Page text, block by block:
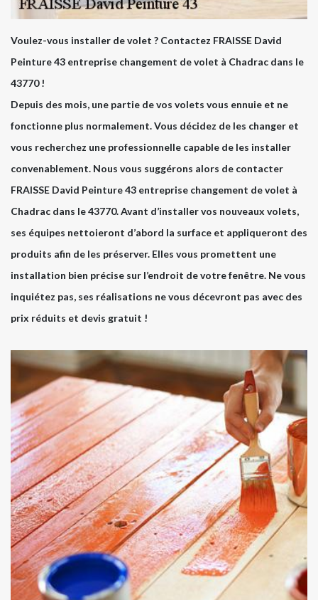
Voulez-vous installer de volet ? Contactez FRAISSE David
Peinture 43 entreprise changement de volet à Chadrac dans le
43770 !
Depuis des mois, une partie de vos volets vous ennuie et ne
fonctionne plus normalement. Vous décidez de les changer et
vous recherchez une professionnelle capable de les installer
convenablement. Nous vous suggérons alors de contacter
FRAISSE David Peinture 43 entreprise changement de volet à
Chadrac dans le 43770. Avant d’installer vos nouveaux volets,
ses équipes nettoieront d’abord la surface et appliqueront des
produits afin de les préserver. Elles vous promettent une
installation bien précise sur l’endroit de votre fenêtre. Ne vous
inquiétez pas, ses réalisations ne vous décevront pas avec des
prix réduits et devis gratuit !